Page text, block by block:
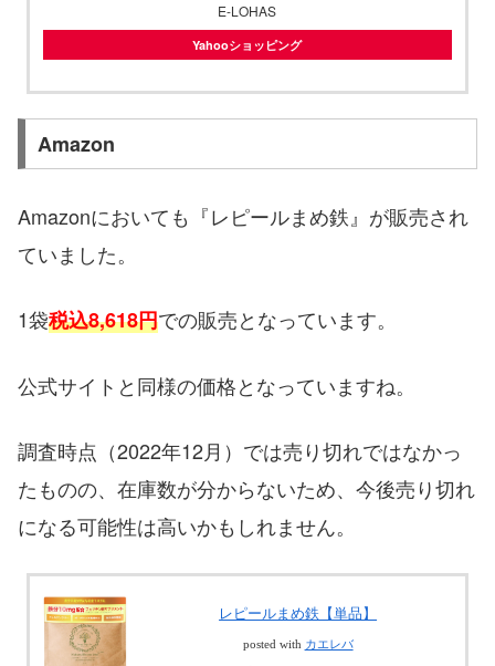
E-LOHAS
Yahooショッピング
Amazon
Amazonにおいても『レピールまめ鉄』が販売され
ていました。
1袋税込8,618円での販売となっています。
公式サイトと同様の価格となっていますね。
調査時点（2022年12月）では売り切れではなかっ
たものの、在庫数が分からないため、今後売り切れ
になる可能性は高いかもしれません。
レピールまめ鉄【単品】
posted with カエレバ